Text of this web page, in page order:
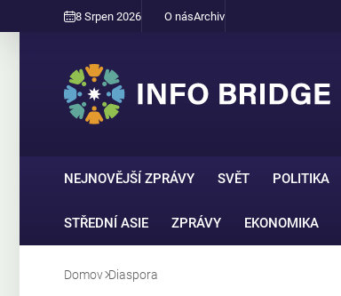
8 Srpen 2026 O násArchiv
NEJNOVĚJŠÍ ZPRÁVY SVĚT POLITIKA
STŘEDNÍ ASIE ZPRÁVY EKONOMIKA
Domov Diaspora